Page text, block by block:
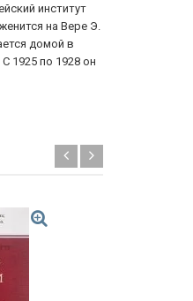
институт
на Вере Э.
домой в
1925 по 1928 он